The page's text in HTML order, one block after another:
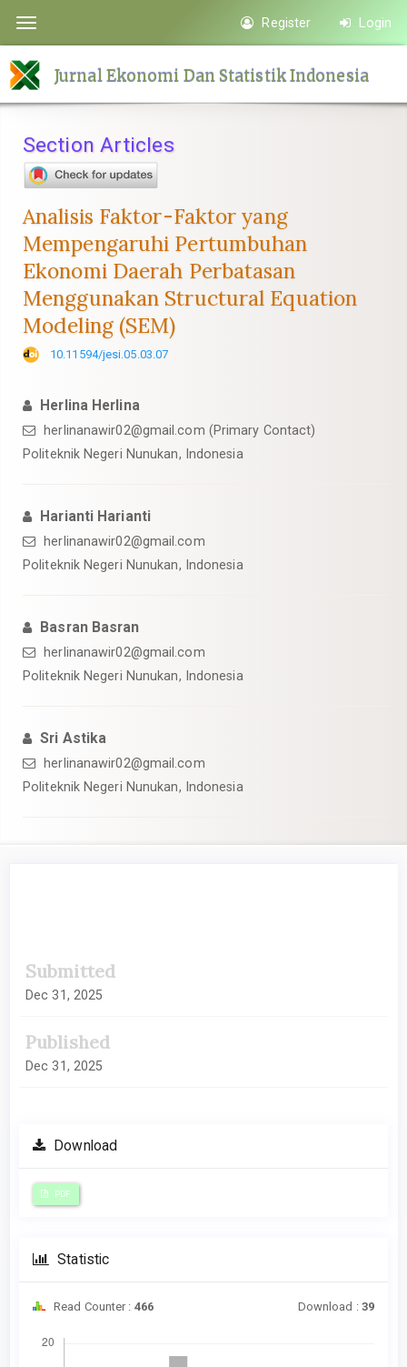
to
page
content
Navigation
Main
Sidebar
Toggle
Register Login
Jurnal Ekonomi Dan Statistik Indonesia
Section Articles
Analisis Faktor-Faktor yang
Mempengaruhi Pertumbuhan
Ekonomi Daerah Perbatasan
Menggunakan Structural Equation
Modeling (SEM)
10.11594/jesi.05.03.07
Herlina Herlina
herlinanawir02@gmail.com (Primary Contact)
Politeknik Negeri Nunukan, Indonesia
Harianti Harianti
herlinanawir02@gmail.com
Politeknik Negeri Nunukan, Indonesia
Basran Basran
herlinanawir02@gmail.com
Politeknik Negeri Nunukan, Indonesia
Sri Astika
herlinanawir02@gmail.com
Politeknik Negeri Nunukan, Indonesia
Submitted
Dec 31, 2025
Published
Dec 31, 2025
Download
PDF
Statistic
Read Counter : 466 Download : 39